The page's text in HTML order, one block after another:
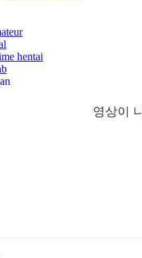
영상이